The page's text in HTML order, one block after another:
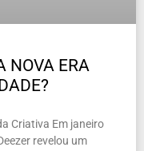
NOVA ERA
Criativa Em janeiro
revelou um